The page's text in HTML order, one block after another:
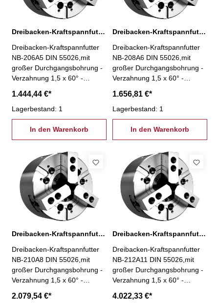
Dreibacken-Kraftspannfutter NB-206A5 Ø 175 mm
Dreibacken-Kraftspannfutter
NB-206A5 DIN 55026,mit
großer Durchgangsbohrung -
Verzahnung 1,5 x 60° -
Futterkörper aus Stahl - alle
Verschleißteile gehärtet und
geschliffen für hohe
Rundlaufgenauigkeit und
Langlebigkeit- Schmiernippel
in jeder Grundbacke - Backen
kompatibel zu Kitagawa Typ
BB200- inkl. je 1 Satz Grund-
und weiche Aufsatzbacken,
Befestigungsschrauben,
Zugrohradapterrohling
1.444,44 €*
Lagerbestand: 1
In den Warenkorb
Dreibacken-Kraftspannfutter NB-208A6 Ø 215 mm
Dreibacken-Kraftspannfutter
NB-208A6 DIN 55026,mit
großer Durchgangsbohrung -
Verzahnung 1,5 x 60° -
Futterkörper aus Stahl - alle
Verschleißteile gehärtet und
geschliffen für hohe
Rundlaufgenauigkeit und
Langlebigkeit- Schmiernippel
in jeder Grundbacke - Backen
kompatibel zu Kitagawa Typ
BB200- inkl. je 1 Satz Grund-
und weiche Aufsatzbacken,
Befestigungsschrauben,
Zugrohradapterrohling
1.656,81 €*
Lagerbestand: 1
In den Warenkorb
Dreibacken-Kraftspannfutter NB-210A8 Ø 254 mm
Dreibacken-Kraftspannfutter
NB-210A8 DIN 55026,mit
großer Durchgangsbohrung -
Verzahnung 1,5 x 60° -
Futterkörper aus Stahl - alle
2.079,54 €*
Dreibacken-Kraftspannfutter NB-212A11 Ø 318 mm
Dreibacken-Kraftspannfutter
NB-212A11 DIN 55026,mit
großer Durchgangsbohrung -
Verzahnung 1,5 x 60° -
Futterkörper aus Stahl - alle
4.022,33 €*